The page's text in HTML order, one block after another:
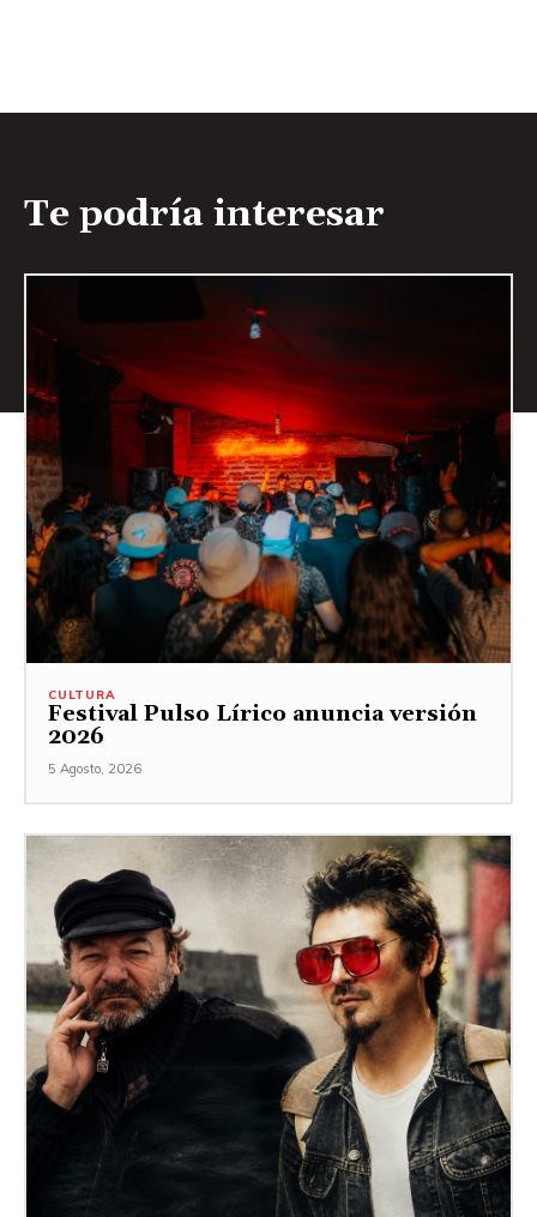
Te podría interesar
CULTURA
Festival Pulso Lírico anuncia versión
2026
5 Agosto, 2026